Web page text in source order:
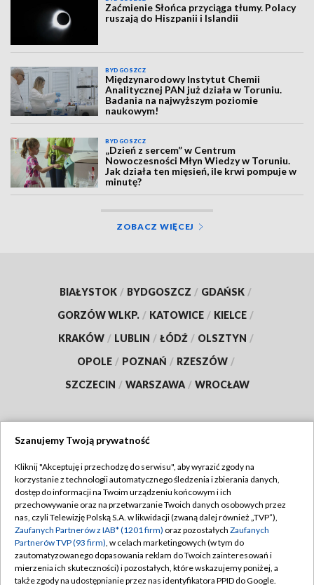
Zaćmienie Słońca przyciąga tłumy. Polacy
ruszają do Hiszpanii i Islandii
BYDGOSZCZ
Międzynarodowy Instytut Chemii
Analitycznej PAN już działa w Toruniu.
Badania na najwyższym poziomie
naukowym!
BYDGOSZCZ
„Dzień z sercem” w Centrum
Nowoczesności Młyn Wiedzy w Toruniu.
Jak działa ten mięsień, ile krwi pompuje w
minutę?
ZOBACZ WIĘCEJ
BIAŁYSTOK / BYDGOSZCZ / GDAŃSK /
GORZÓW WLKP. / KATOWICE / KIELCE /
KRAKÓW / LUBLIN / ŁÓDŹ / OLSZTYN /
OPOLE / POZNAŃ / RZESZÓW /
SZCZECIN / WARSZAWA / WROCŁAW
TVP
Abonament TVP
Emisja w TVP
Centrum informacji TVP
Naziemna Telewizja Cyfrowa
Regulamin TVP
Polityka prywatności
Moje zgody
Pomoc
Szanujemy Twoją prywatność
Kliknij "Akceptuję i przechodzę do serwisu", aby wyrazić zgody na
korzystanie z technologii automatycznego śledzenia i zbierania danych,
dostęp do informacji na Twoim urządzeniu końcowym i ich
przechowywanie oraz na przetwarzanie Twoich danych osobowych przez
nas, czyli Telewizję Polską S.A. w likwidacji (zwaną dalej również „TVP”),
Zaufanych Partnerów z IAB* (1201 firm) oraz pozostałych Zaufanych
Partnerów TVP (93 firm), w celach marketingowych (w tym do
zautomatyzowanego dopasowania reklam do Twoich zainteresowań i
mierzenia ich skuteczności) i pozostałych, które wskazujemy poniżej, a
także zgody na udostępnianie przez nas identyfikatora PPID do Google.